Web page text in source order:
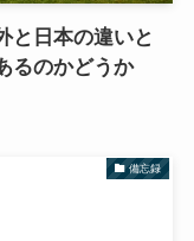
と日本の違いと
るのかどうか
備忘録